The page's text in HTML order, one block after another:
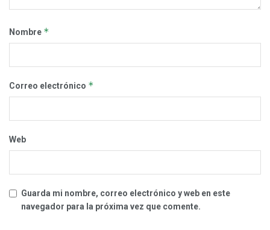
Nombre *
Correo electrónico *
Web
Guarda mi nombre, correo electrónico y web en este
navegador para la próxima vez que comente.